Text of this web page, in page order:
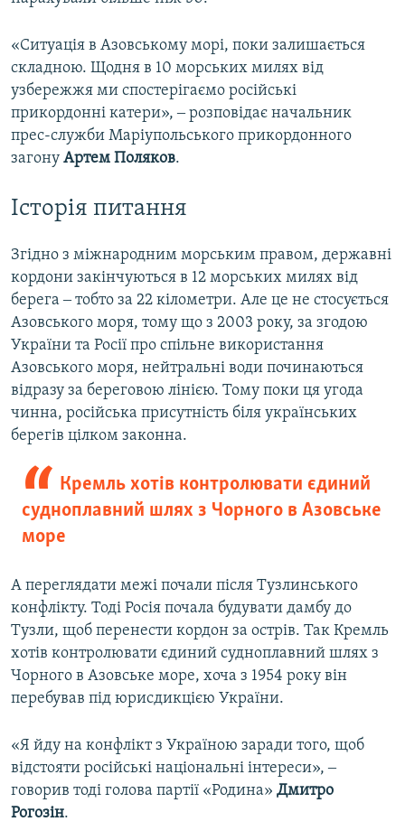
«Ситуація в Азовському морі, поки залишається
складною. Щодня в 10 морських милях від
узбережжя ми спостерігаємо російські
прикордонні катери», ‒ розповідає начальник
прес-служби Маріупольського прикордонного
загону Артем Поляков.
Історія питання
Згідно з міжнародним морським правом, державні
кордони закінчуються в 12 морських милях від
берега ‒ тобто за 22 кілометри. Але це не стосується
Азовського моря, тому що з 2003 року, за згодою
України та Росії про спільне використання
Азовського моря, нейтральні води починаються
відразу за береговою лінією. Тому поки ця угода
чинна, російська присутність біля українських
берегів цілком законна.
Кремль хотів контролювати єдиний
судноплавний шлях з Чорного в Азовське
море
А переглядати межі почали після Тузлинського
конфлікту. Тоді Росія почала будувати дамбу до
Тузли, щоб перенести кордон за острів. Так Кремль
хотів контролювати єдиний судноплавний шлях з
Чорного в Азовське море, хоча з 1954 року він
перебував під юрисдикцією України.
«Я йду на конфлікт з Україною заради того, щоб
відстояти російські національні інтереси», ‒
говорив тоді голова партії «Родина» Дмитро
Рогозін.